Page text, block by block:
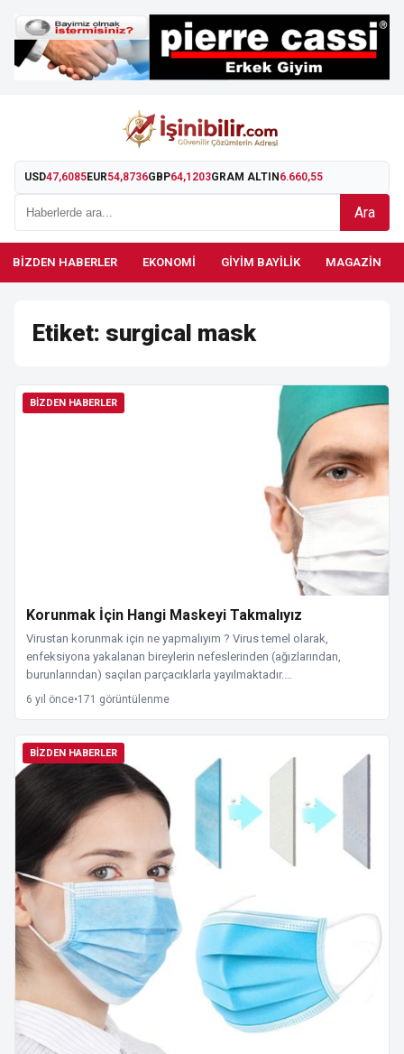
USD47,6085EUR54,8736GBP64,1203GRAM ALTIN 6.660,55
Ara
BIZDEN HABERLER EKONOMI GIYIM BAYILIK MAGAZIN
Etiket: surgical mask
BIZDEN HABERLER
Korunmak İçin Hangi Maskeyi Takmalıyız
Virustan korunmak için ne yapmalıyım ? Virus temel olarak,
enfeksiyona yakalanan bireylerin nefeslerinden (ağızlarından,
burunlarından) saçılan parçacıklarla yayılmaktadır.…
6 yıl önce•171 görüntülenme
BIZDEN HABERLER